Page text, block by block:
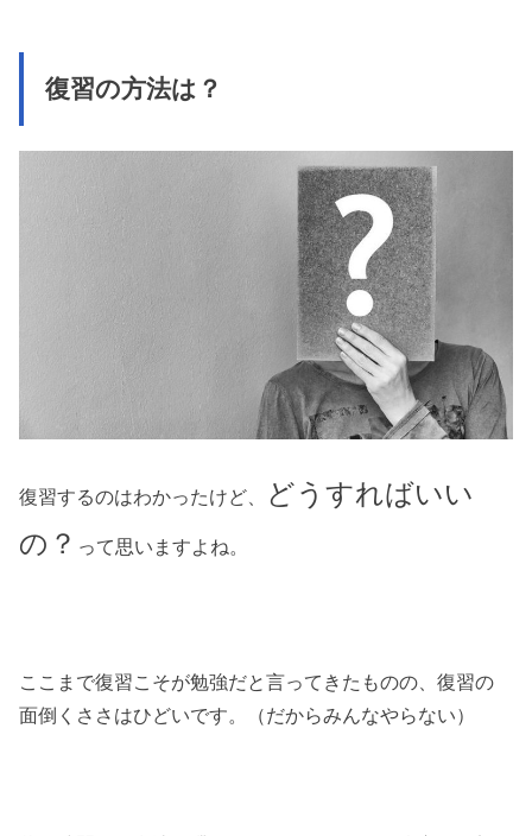
復習の方法は？
復習するのはわかったけど、
どうすればいい
の？ って思いますよね。
ここまで復習こそが勉強だと言ってきたものの、復習の
面倒くささはひどいです。（だからみんなやらない）